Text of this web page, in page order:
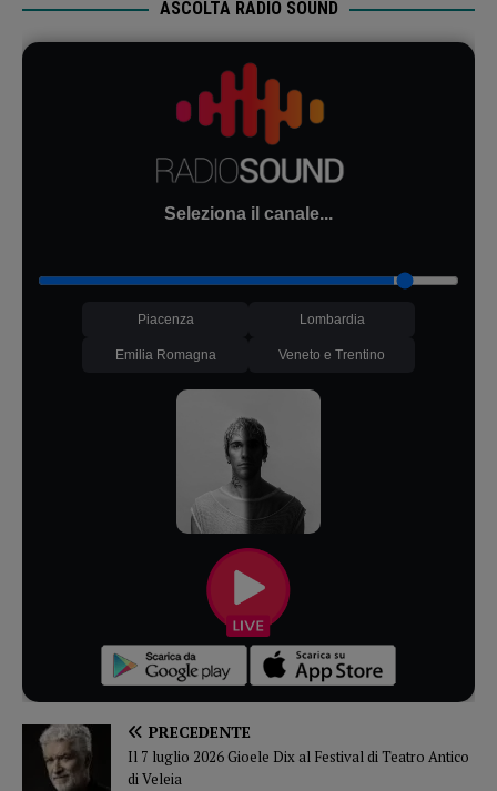
ASCOLTA RADIO SOUND
Seleziona il canale...
Piacenza Lombardia
Emilia Romagna Veneto e Trentino
PRECEDENTE
Il 7 luglio 2026 Gioele Dix al Festival di Teatro Antico
di Veleia